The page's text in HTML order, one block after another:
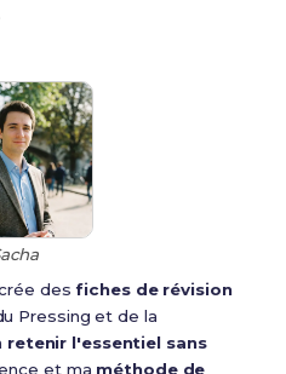
desfiches de révision
Pressing et de la
retenir l'essentiel sans
et ma méthode de